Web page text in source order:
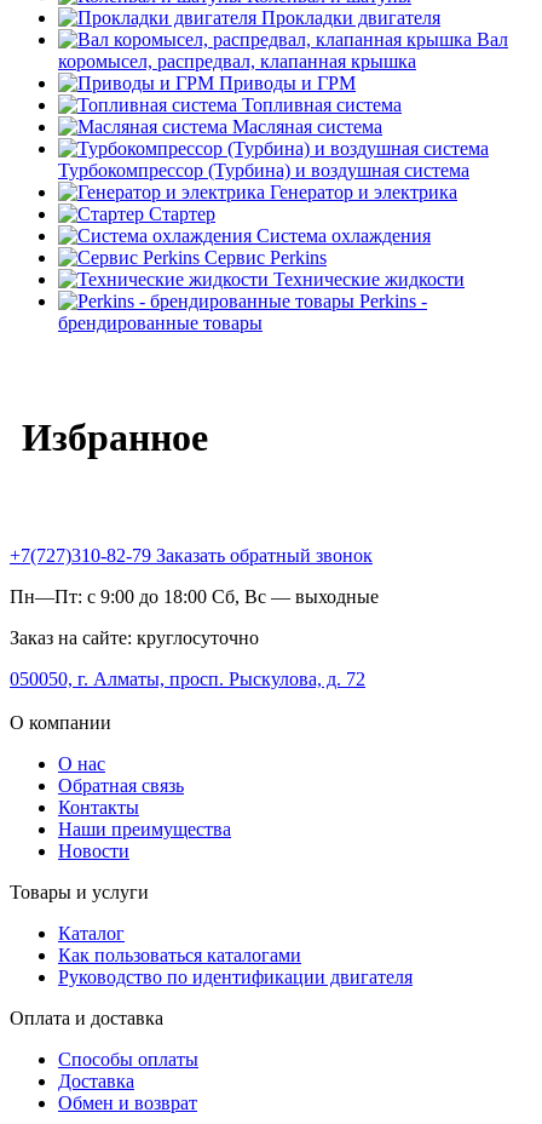
Прокладки двигателя
Вал
коромысел, распредвал, клапанная крышка
Приводы и ГРМ
Топливная система
Масляная система
Турбокомпрессор (Турбина) и воздушная система
Генератор и электрика
Стартер
Система охлаждения
Сервис Perkins
Технические жидкости
Perkins -
брендированные товары
Избранное
+7(727)310-82-79 Заказать обратный звонок
Пн—Пт: с 9:00 до 18:00 Сб, Вс — выходные
Заказ на сайте: круглосуточно
050050, г. Алматы, просп. Рыскулова, д. 72
О компании
О нас
Обратная связь
Контакты
Наши преимущества
Новости
Товары и услуги
Каталог
Как пользоваться каталогами
Руководство по идентификации двигателя
Оплата и доставка
Способы оплаты
Доставка
Обмен и возврат